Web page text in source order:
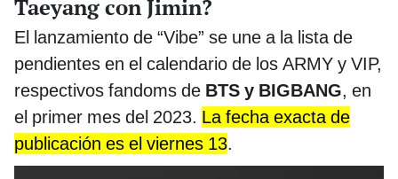
Taeyang con Jimin?
El lanzamiento de “Vibe” se une a la lista de
pendientes en el calendario de los ARMY y VIP,
respectivos fandoms de BTS y BIGBANG, en
el primer mes del 2023. La fecha exacta de
publicación es el viernes 13.